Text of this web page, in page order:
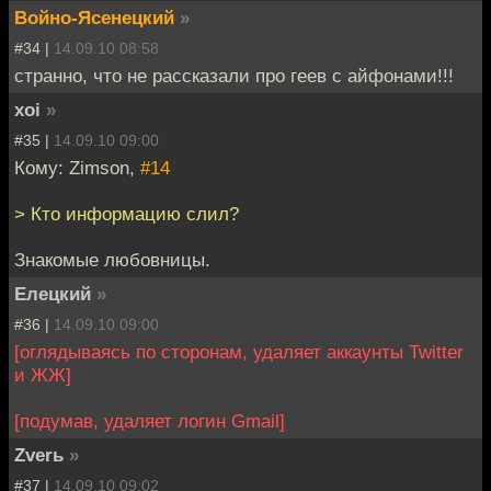
Войно-Ясенецкий »
#34 | 14.09.10 08:58
странно, что не рассказали про геев с айфонами!!!
xoi »
#35 | 14.09.10 09:00
Кому: Zimson, #14
> Кто информацию слил?
Знакомые любовницы.
Елецкий »
#36 | 14.09.10 09:00
[оглядываясь по сторонам, удаляет аккаунты Twitter
и ЖЖ]
[подумав, удаляет логин Gmail]
Zverь »
#37 | 14.09.10 09:02